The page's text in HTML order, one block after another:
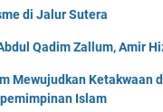
di Jalur Sutera
Qadim Zallum, Amir
Mewujudkan Ketakwaan
Islam